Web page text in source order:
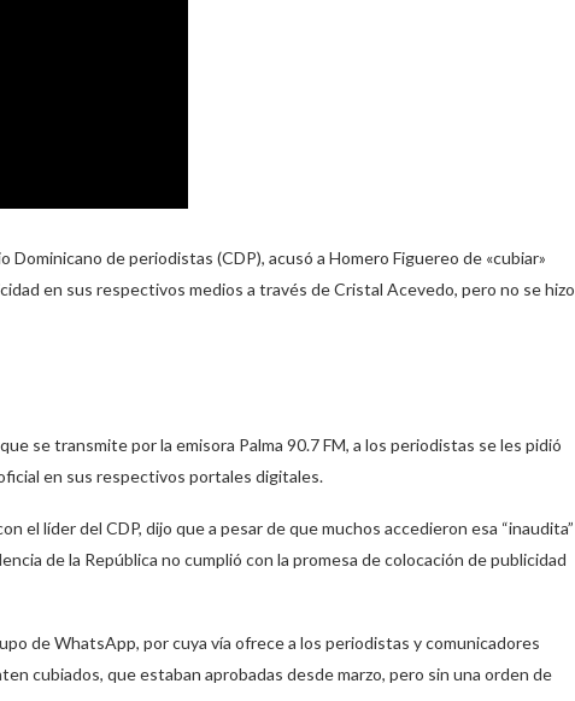
de periodistas (CDP), acusó a Homero Figuereo de «cubiar»
en sus respectivos medios a través de Cristal Acevedo, pero no se hizo
se transmite por la emisora Palma 90.7 FM, a los periodistas se les pidió
en sus respectivos portales digitales.
el líder del CDP, dijo que a pesar de que muchos accedieron esa “inaudita”
de la República no cumplió con la promesa de colocación de publicidad
de WhatsApp, por cuya vía ofrece a los periodistas y comunicadores
cubiados, que estaban aprobadas desde marzo, pero sin una orden de